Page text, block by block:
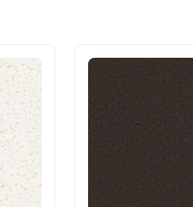
дизайн-студия «Салон
подстраиваясь
подходит для
оборудовании немецкого